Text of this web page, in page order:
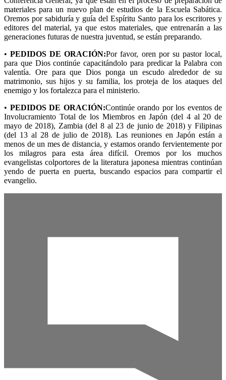
materiales para un nuevo plan de estudios de la Escuela Sabática.
Oremos por sabiduría y guía del Espíritu Santo para los escritores y
editores del material, ya que estos materiales, que entrenarán a las
generaciones futuras de nuestra juventud, se están preparando.
•PEDIDOS DE ORACIÓN:Por favor, oren por su pastor local,
para que Dios continúe capacitándolo para predicar la Palabra con
valentía. Ore para que Dios ponga un escudo alrededor de su
matrimonio, sus hijos y su familia, los proteja de los ataques del
enemigo y los fortalezca para el ministerio.
• PEDIDOS DE ORACIÓN:Continúe orando por los eventos de
Involucramiento Total de los Miembros en Japón (del 4 al 20 de
mayo de 2018), Zambia (del 8 al 23 de junio de 2018) y Filipinas
(del 13 al 28 de julio de 2018). Las reuniones en Japón están a
menos de un mes de distancia, y estamos orando fervientemente por
los milagros para esta área difícil. Oremos por los muchos
evangelistas colportores de la literatura japonesa mientras continúan
yendo de puerta en puerta, buscando espacios para compartir el
evangelio.